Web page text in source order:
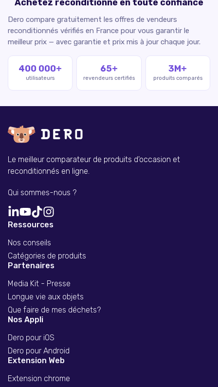
Achetez reconditionné en toute confiance
Dero compare gratuitement les offres de vendeurs
reconditionnés vérifiés en France pour vous garantir le
meilleur prix — avec garantie et prix mis à jour chaque jour.
400 000+
utilisateurs
65+
revendeurs certifiés
3M+
produits comparés
Le meilleur comparateur de produits d'occasion et
reconditionnés en ligne.
Qui sommes-nous ?
Ressources
Nos conseils
Catégories de produits
Partenaires
Media Kit - Presse
Longue vie aux objets
Que faire de mes déchets?
Nos Appli
Dero pour iOS
Dero pour Android
Extension Web
Extension chrome